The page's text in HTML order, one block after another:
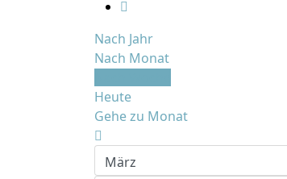
Nach Jahr
Nach Monat
Heute
Gehe zu Monat